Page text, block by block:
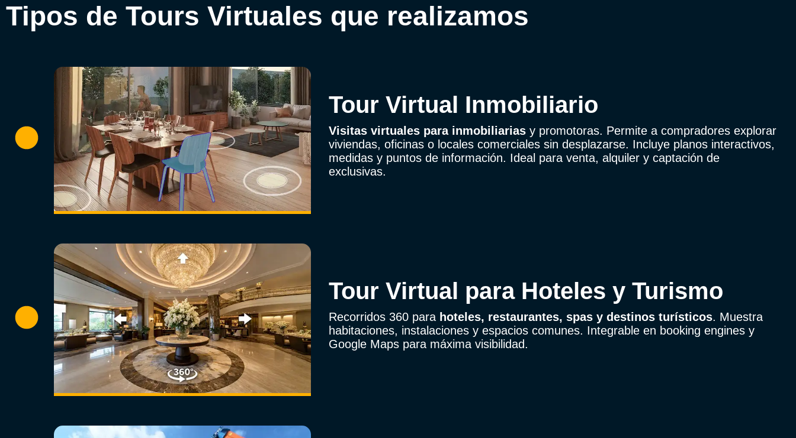
Tipos de Tours Virtuales que realizamos
Tour Virtual Inmobiliario
Visitas virtuales para inmobiliariasy promotoras. Permite a compradores explorar
viviendas, oficinas o locales comerciales sin desplazarse. Incluye planos interactivos,
medidas y puntos de información. Ideal para venta, alquiler y captación de
exclusivas.
Tour Virtual para Hoteles y Turismo
Recorridos 360 para hoteles, restaurantes, spas y destinos turísticos. Muestra
habitaciones, instalaciones y espacios comunes. Integrable en booking engines y
Google Maps para máxima visibilidad.